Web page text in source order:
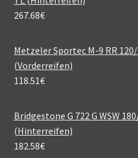
267.68€
Metzeler Sportec M-9 RR 120/
(Vorderreifen)
118.51€
Bridgestone G 722 G WSW
(Hinterreifen)
182.58€